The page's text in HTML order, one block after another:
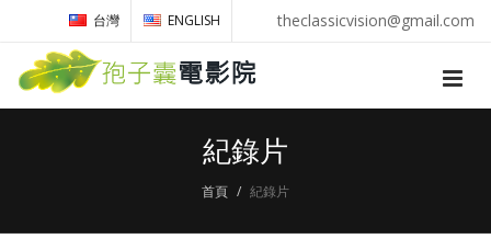
theclassicvision@gmail.com
台灣 ENGLISH
紀錄片
首頁 紀錄片